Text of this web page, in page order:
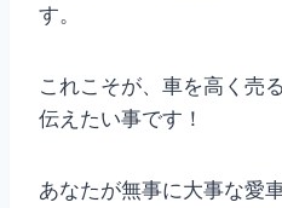
す。
これこそが、車を高く売
伝えたい事です！
あなたが無事に大事な愛